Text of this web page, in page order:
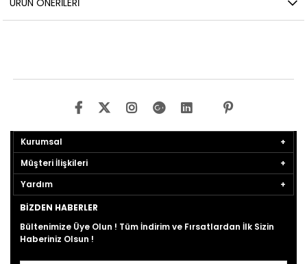
Kurumsal
Müşteri İlişkileri
Yardım
BIZDEN HABERLER
Bültenimize Üye Olun ! Tüm İndirim ve Fırsatlardan İlk Sizin
Haberiniz Olsun !